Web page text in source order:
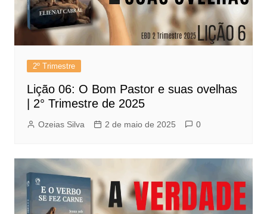
2º Trimestre
Lição 06: O Bom Pastor e suas ovelhas
| 2° Trimestre de 2025
Ozeias Silva 2 de maio de 2025 0